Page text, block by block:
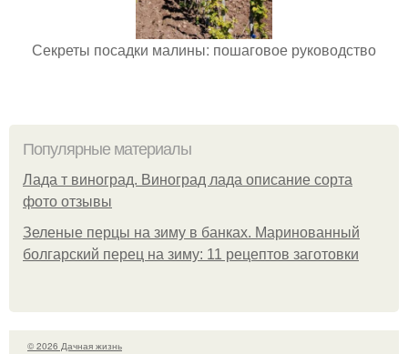
Секреты посадки малины: пошаговое руководство
Популярные материалы
Лада т виноград. Виноград лада описание сорта
фото отзывы
Зеленые перцы на зиму в банках. Маринованный
болгарский перец на зиму: 11 рецептов заготовки
© 2026 Дачная жизнь